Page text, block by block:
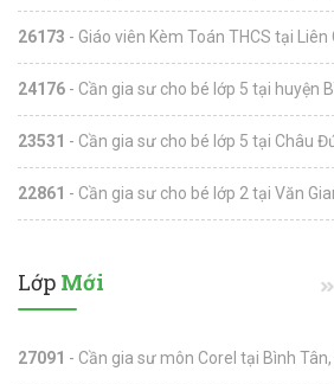
26173 - Giáo viên Kèm Toán THCS tại Liên
24176 - Cần gia sư cho bé lớp 5 tại huyện
23531 - Cần gia sư cho bé lớp 5 tại Châu
22861 - Cần gia sư cho bé lớp 2 tại Văn
Lớp Mới
27091 - Cần gia sư môn Corel tại Bình Tân,